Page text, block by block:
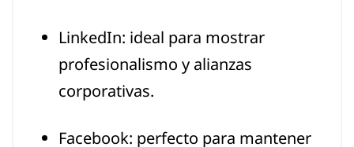
LinkedIn: ideal para mostrar
profesionalismo y alianzas
corporativas.
Facebook: perfecto para mantener